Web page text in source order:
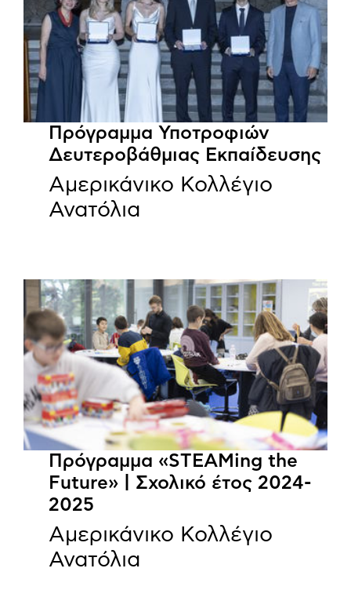
Πρόγραμμα Υποτροφιών
Δευτεροβάθμιας Εκπαίδευσης
Αμερικάνικο Κολλέγιο
Ανατόλια
Πρόγραμμα «STEAMing the
Future» | Σχολικό έτος 2024-
2025
Αμερικάνικο Κολλέγιο
Ανατόλια